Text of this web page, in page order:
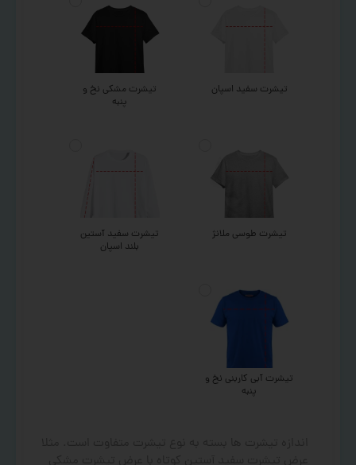
تیشرت سفید اسپان
تیشرت مشکی نخ و
پنبه
تیشرت طوسی ملانژ
تیشرت سفید آستین
بلند اسپان
تیشرت آبی کاربنی نخ و
پنبه